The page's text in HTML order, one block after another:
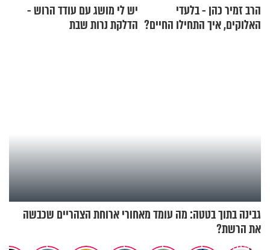
הרב זמיר כהן - בלעדי
האלוקים, איך התחילו החיים?
יש לי מושג עם עודד הרוש -
הדלקת נרות שבת
גבינה בתוך בטטה: מה עומד מאחורי ארוחת הצהריים שכבשה
את הרשת?